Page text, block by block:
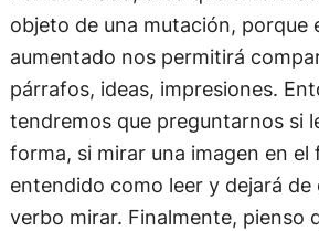
objeto de una mutación, porque
aumentado nos permitirá
párrafos, ideas, impresiones.
tendremos que preguntarnos si
forma, si mirar una imagen en el
entendido como leer y dejará de
verbo mirar. Finalmente, pienso